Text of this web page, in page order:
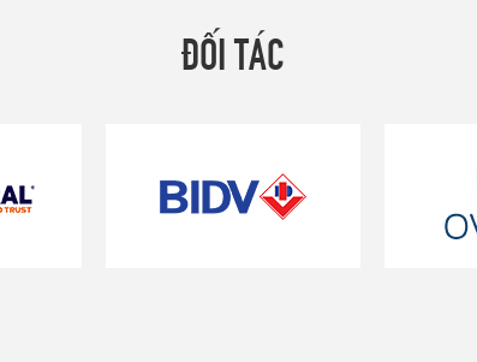
ĐỐI TÁC